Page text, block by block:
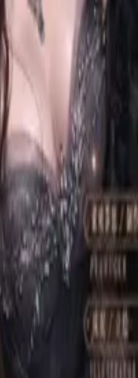
下最真实的顶流人生
时装周，在奔波中平
社交媒体，化解舆论
复杂关系：与粉丝、
住初心； 🌙 深夜豪宅
初仰望星空的模样？